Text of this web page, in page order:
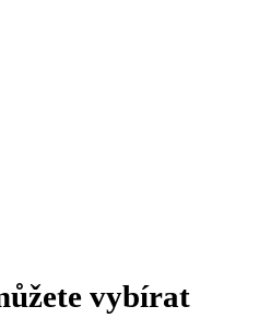
vybírat